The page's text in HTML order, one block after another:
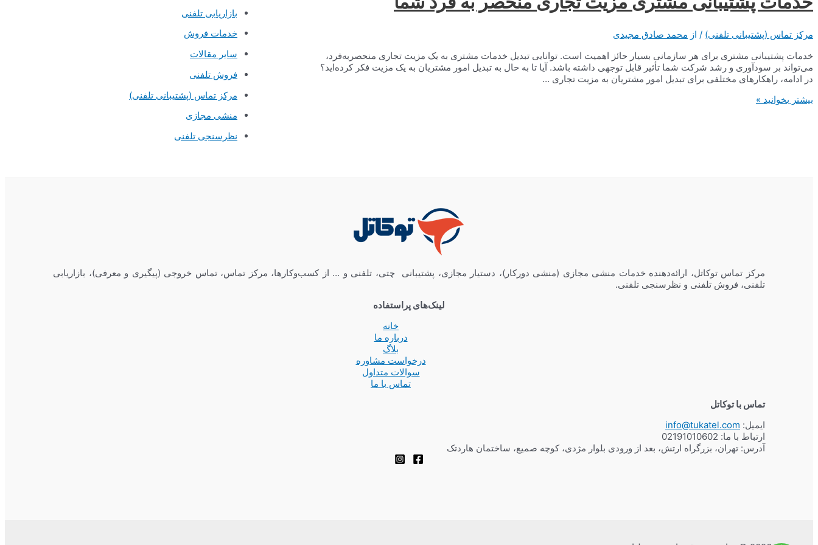
مرکز تماس (پشتیبانی تلفنی) / از محمد صادق مجیدی
خدمات پشتیبانی مشتری برای هر سازمانی بسیار حائز اهمیت است. توانایی تبدیل خدمات مشتری به یک مزیت تجاری منحصربه‌فرد،
می‌تواند بر سودآوری و رشد شرکت شما تأثیر قابل توجهی داشته باشد. آیا تا به حال به تبدیل امور مشتریان به یک مزیت فکر کرده‌اید؟
در ادامه، راهکارهای مختلفی برای تبدیل امور مشتریان به مزیت تجاری …
خدمات
فرد
بیشتر بخوانید »
بازاریابی تلفنی
خدمات فروش
سایر مقالات
فروش تلفنی
مرکز تماس (پشتیبانی تلفنی)
منشی مجازی
نظرسنجی تلفنی
مرکز تماس توکاتل، ارائه‌دهنده خدمات منشی مجازی (منشی دورکار)، دستیار مجازی، پشتیبانی چتی، تلفنی و … از کسب‌وکارها، مرکز تماس، تماس خروجی (پیگیری و معرفی)، بازاریابی
تلفنی، فروش تلفنی و نظرسنجی تلفنی.
لینک‌های پراستفاده
خانه
درباره ما
بلاگ
درخواست مشاوره
سوالات متداول
تماس با ما
تماس با توکاتل
ایمیل: info@tukatel.com
ارتباط با ما: 02191010602
آدرس: تهران، بزرگراه ارتش، بعد از ورودی بلوار مژدی، کوچه صمیع، ساختمان هاردتک